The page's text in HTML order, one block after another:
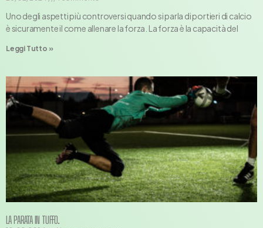
Uno degli aspetti più controversi quando si parla di portieri di calcio
è sicuramente il come allenare la forza. La forza è la capacità del
Leggi Tutto »
LA PARATA IN TUFFO.